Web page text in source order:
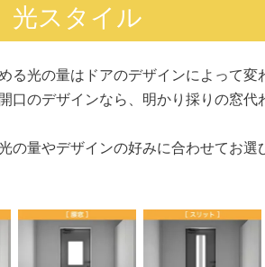
光スタイル
る光の量はドアのデザインによって変
口のデザインなら、明かり採りの窓代
の量やデザインの好みに合わせてお選